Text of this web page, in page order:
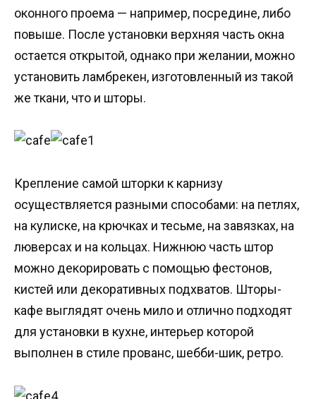
оконного проема — например, посредине, либо
повыше. После установки верхняя часть окна
остается открытой, однако при желании, можно
установить ламбрекен, изготовленный из такой
же ткани, что и шторы.
Крепление самой шторки к карнизу
осуществляется разными способами: на петлях,
на кулиске, на крючках и тесьме, на завязках, на
люверсах и на кольцах. Нижнюю часть штор
можно декорировать с помощью фестонов,
кистей или декоративных подхватов. Шторы-
кафе выглядят очень мило и отлично подходят
для установки в кухне, интерьер которой
выполнен в стиле прованс, шебби-шик, ретро.